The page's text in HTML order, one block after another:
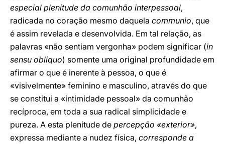
especial plenitude da comunhão interpessoal,
radicada no coração mesmo daquela communio, que
é assim revelada e desenvolvida. Em tal relação, as
palavras «não sentiam vergonha» podem significar (in
sensu obliquo) somente uma original profundidade em
afirmar o que é inerente à pessoa, o que é
«visivelmente» feminino e masculino, através do que
se constitui a «intimidade pessoal» da comunhão
recíproca, em toda a sua radical simplicidade e
pureza. A esta plenitude de percepção «exterior»,
expressa mediante a nudez física, corresponde a